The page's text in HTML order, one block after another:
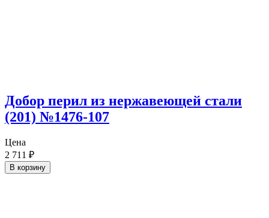
Добор перил из нержавеющей стали
(201) №1476-107
Цена
2 711 ₽
В корзину